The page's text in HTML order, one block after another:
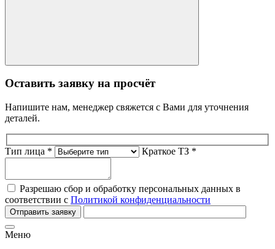
Оставить заявку на просчёт
Напишите нам, менеджер свяжется с Вами для уточнения
деталей.
Тип лица * Краткое ТЗ *
Разрешаю сбор и обработку персональных данных в
соответствии с Политикой конфиденциальности
Отправить заявку
Меню